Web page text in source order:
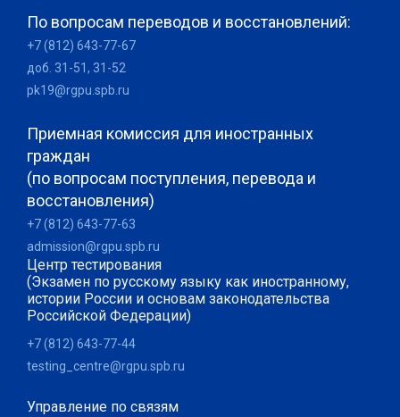
По вопросам переводов и восстановлений:
+7 (812) 643-77-67
доб. 31-51, 31-52
pk19@rgpu.spb.ru
Приемная комиссия для иностранных
граждан
(по вопросам поступления, перевода и
восстановления)
+7 (812) 643-77-63
admission@rgpu.spb.ru
Центр тестирования
(Экзамен по русскому языку как иностранному,
истории России и основам законодательства
Российской Федерации)
+7 (812) 643-77-44
testing_centre@rgpu.spb.ru
Управление по связям